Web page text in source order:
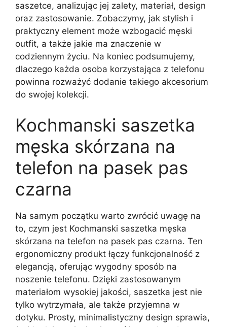
saszetce, analizując jej zalety, materiał, design
oraz zastosowanie. Zobaczymy, jak stylish i
praktyczny element może wzbogacić męski
outfit, a także jakie ma znaczenie w
codziennym życiu. Na koniec podsumujemy,
dlaczego każda osoba korzystająca z telefonu
powinna rozważyć dodanie takiego akcesorium
do swojej kolekcji.
Kochmanski saszetka
męska skórzana na
telefon na pasek pas
czarna
Na samym początku warto zwrócić uwagę na
to, czym jest Kochmanski saszetka męska
skórzana na telefon na pasek pas czarna. Ten
ergonomiczny produkt łączy funkcjonalność z
elegancją, oferując wygodny sposób na
noszenie telefonu. Dzięki zastosowanym
materiałom wysokiej jakości, saszetka jest nie
tylko wytrzymała, ale także przyjemna w
dotyku. Prosty, minimalistyczny design sprawia,